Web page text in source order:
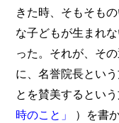
きた時、そもそも
な子どもが生まれ
った。それが、そ
に、名誉院長とい
とを賛美するとい
時のこと」
）を書